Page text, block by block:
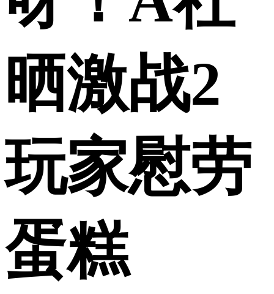
晒激战2
玩家慰劳
蛋糕